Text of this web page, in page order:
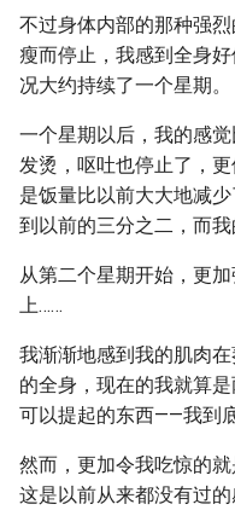
不过身体内部的那种强
瘦而停止，我感到全身
况大约持续了一个星期。
一个星期以后，我的感
发烫，呕吐也停止了，
是饭量比以前大大地减
到以前的三分之二，而我
从第二个星期开始，更
上……
我渐渐地感到我的肌肉
的全身，现在的我就算
可以提起的东西——我到
然而，更加令我吃惊的
这是以前从来都没有过